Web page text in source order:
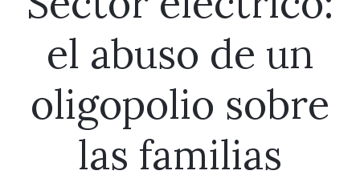
el abuso de un
oligopolio sobre
las familias